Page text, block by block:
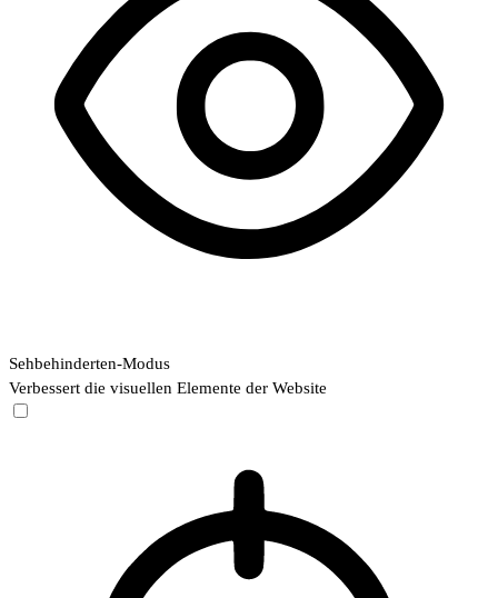
Sehbehinderten-Modus
Verbessert die visuellen Elemente der Website